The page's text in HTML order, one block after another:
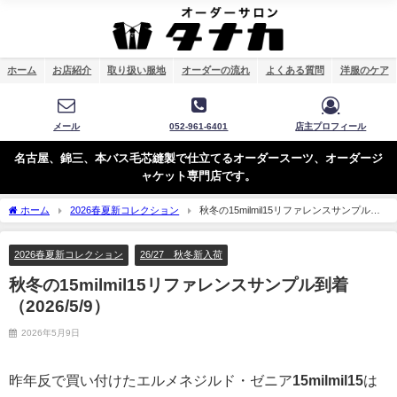
ホーム お店紹介 取り扱い服地 オーダーの流れ よくある質問 洋服のケア
メール 052-961-6401 店主プロフィール
名古屋、錦三、本バス毛芯縫製で仕立てるオーダースーツ、オーダージ
ャケット専門店です。
ホーム 2026春夏新コレクション
秋冬の15milmil15リファレンスサンプル到
着（2026/5/9）
2026春夏新コレクション 26/27 秋冬新入荷
秋冬の15milmil15リファレンスサンプル到着
（2026/5/9）
2026年5月9日
昨年反で買い付けたエルメネジルド・ゼニア15milmil15は